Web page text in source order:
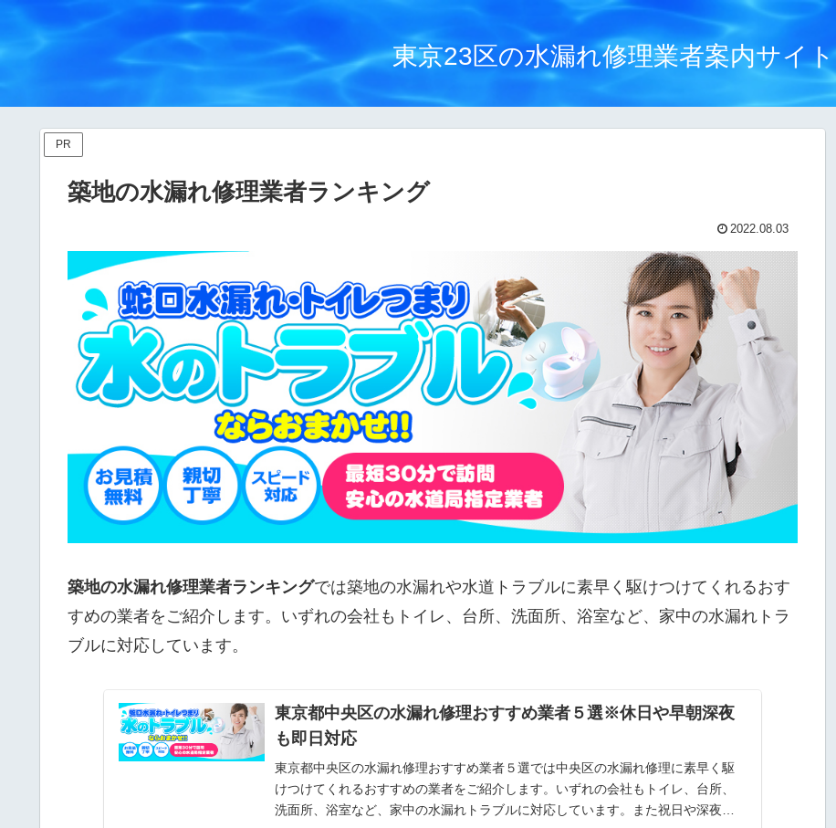
東京23区の水漏れ修理業者案内サイト
PR
築地の水漏れ修理業者ランキング
2022.08.03
築地の水漏れ修理業者ランキングでは築地の水漏れや水道トラブルに素早く駆けつけてくれるおす
すめの業者をご紹介します。いずれの会社もトイレ、台所、洗面所、浴室など、家中の水漏れトラ
ブルに対応しています。
東京都中央区の水漏れ修理おすすめ業者５選※休日や早朝深夜
も即日対応
東京都中央区の水漏れ修理おすすめ業者５選では中央区の水漏れ修理に素早く駆
けつけてくれるおすすめの業者をご紹介します。いずれの会社もトイレ、台所、
洗面所、浴室など、家中の水漏れトラブルに対応しています。また祝日や深夜、